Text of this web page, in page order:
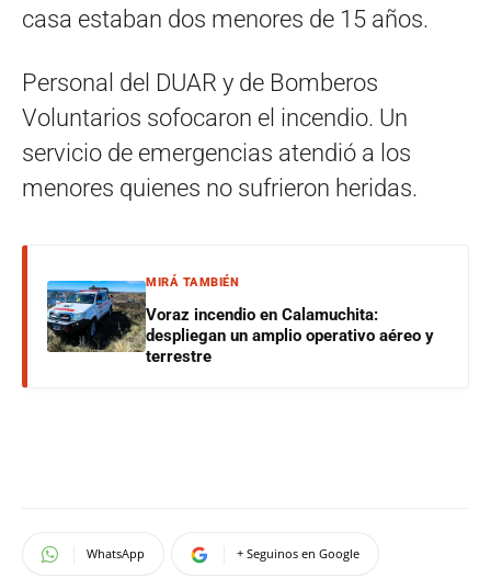
casa estaban dos menores de 15 años.
Personal del DUAR y de Bomberos
Voluntarios sofocaron el incendio. Un
servicio de emergencias atendió a los
menores quienes no sufrieron heridas.
MIRÁ TAMBIÉN
Voraz incendio en Calamuchita:
despliegan un amplio operativo aéreo y
terrestre
WhatsApp + Seguinos en Google